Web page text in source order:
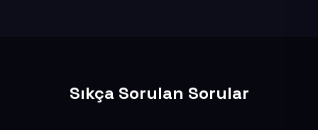
Sıkça Sorulan Sorular